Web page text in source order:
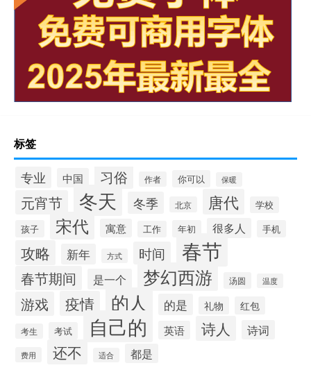
标签
专业 中国 习俗 作者 你可以 保暖
元宵节 冬天 冬季 北京 唐代 学校
孩子 宋代 寓意 工作 年初 很多人 手机
攻略 新年 方式 时间 春节
春节期间 是一个 梦幻西游 汤圆 温度
游戏 疫情 的人 的是 礼物 红包
考生 考试 自己的 英语 诗人 诗词
费用 还不 适合 都是